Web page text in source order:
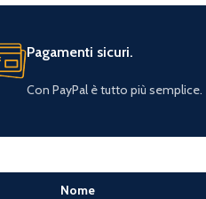
Pagamenti sicuri.
Con PayPal è tutto più semplice.
Nome